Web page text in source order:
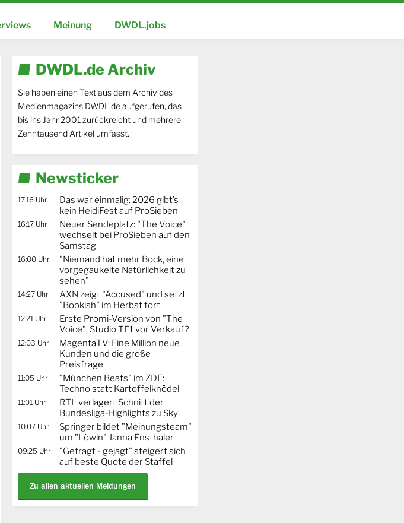
Meinung DWDL.jobs
DWDL.de Archiv
Sie haben einen Text aus dem Archiv des
Medienmagazins DWDL.de aufgerufen, das
bis ins Jahr 2001 zurückreicht und mehrere
Zehntausend Artikel umfasst.
Newsticker
17:16 Uhr
Das war einmalig: 2026 gibt’s
kein HeidiFest auf ProSieben
16:17 Uhr
Neuer Sendeplatz: "The Voice"
wechselt bei ProSieben auf den
Samstag
16:00 Uhr
"Niemand hat mehr Bock, eine
vorgegaukelte Natürlichkeit zu
sehen"
14:27 Uhr
AXN zeigt "Accused" und setzt
"Bookish" im Herbst fort
12:21 Uhr
Erste Promi-Version von "The
Voice", Studio TF1 vor Verkauf?
12:03 Uhr
MagentaTV: Eine Million neue
Kunden und die große
Preisfrage
11:05 Uhr
"München Beats" im ZDF:
Techno statt Kartoffelknödel
11:01 Uhr
RTL verlagert Schnitt der
Bundesliga-Highlights zu Sky
10:07 Uhr
Springer bildet "Meinungsteam"
um "Löwin" Janna Ensthaler
09:25 Uhr
"Gefragt - gejagt" steigert sich
auf beste Quote der Staffel
Zu allen aktuellen Meldungen